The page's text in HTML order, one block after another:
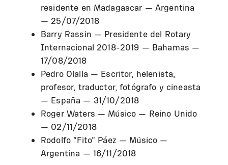
residente en Madagascar — Argentina
— 25/07/2018
Barry Rassin — Presidente del Rotary
Internacional 2018-2019 — Bahamas —
17/08/2018
Pedro Olalla — Escritor, helenista,
profesor, traductor, fotógrafo y cineasta
— España — 31/10/2018
Roger Waters — Músico — Reino Unido
— 02/11/2018
Rodolfo “Fito” Páez — Músico —
Argentina — 16/11/2018